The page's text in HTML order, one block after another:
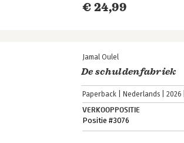
€ 24,99
Jamal Oulel
De schuldenfabriek
Paperback Nederlands 2026
VERKOOPPOSITIE
Positie #3076